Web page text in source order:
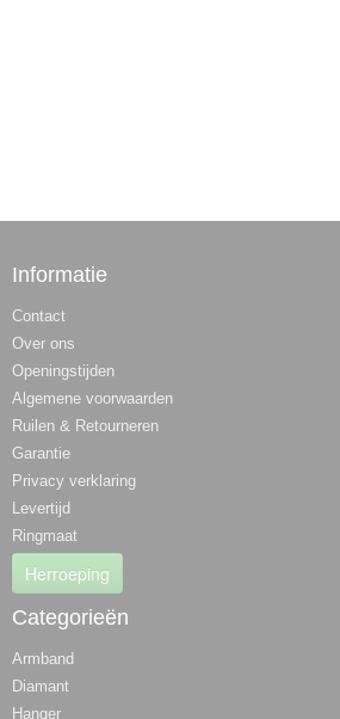
Informatie
Contact
Over ons
Openingstijden
Algemene voorwaarden
Ruilen & Retourneren
Garantie
Privacy verklaring
Levertijd
Ringmaat
Herroeping
Categorieën
Armband
Diamant
Hanger